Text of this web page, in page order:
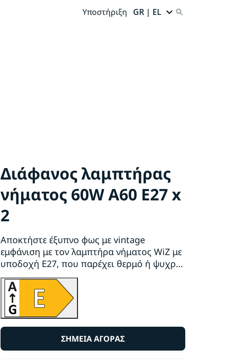
Υποστήριξη GR | EL
Διάφανος λαμπτήρας
νήματος 60W A60 E27 x
2
Αποκτήστε έξυπνο φως με vintage
εμφάνιση με τον λαμπτήρα νήματος WiZ με
υποδοχή E27, που παρέχει θερμό ή ψυχρό
λευκό φως. Χρησιμοποιήστε την εφαρμογή
WiZ ή τη φωνή σας για να μειώσετε και να
αυξήσετε την ένταση τους φωτός ή για να
χρησιμοποιήσετε τις προκαθορισμένες
ΣΗΜΕΊΑ ΑΓΟΡΆΣ